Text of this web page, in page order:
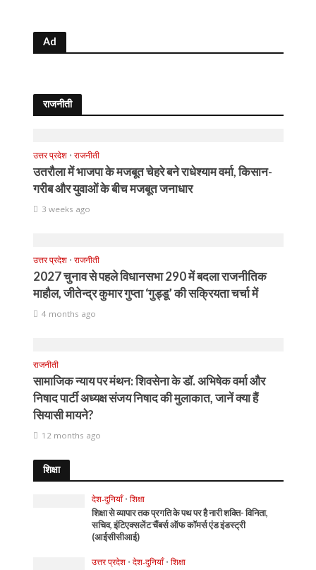
Ad
राजनीती
उत्तर प्रदेश • राजनीती
उतरौला में भाजपा के मजबूत चेहरे बने राधेश्याम वर्मा, किसान-
गरीब और युवाओं के बीच मजबूत जनाधार
3 weeks ago
उत्तर प्रदेश • राजनीती
2027 चुनाव से पहले विधानसभा 290 में बदला राजनीतिक
माहौल, जीतेन्द्र कुमार गुप्ता ‘गुड्डू’ की सक्रियता चर्चा में
4 months ago
राजनीती
सामाजिक न्याय पर मंथन: शिवसेना के डॉ. अभिषेक वर्मा और
निषाद पार्टी अध्यक्ष संजय निषाद की मुलाकात, जानें क्या हैं
सियासी मायने?
12 months ago
शिक्षा
देश-दुनियाँ • शिक्षा
शिक्षा से व्यापार तक प्रगति के पथ पर है नारी शक्ति- विनिता,
सचिव, इंटिएक्सलेंट चैंबर्स ऑफ कॉमर्स एंड इंडस्ट्री
(आईसीसीआई)
उत्तर प्रदेश • देश-दुनियाँ • शिक्षा